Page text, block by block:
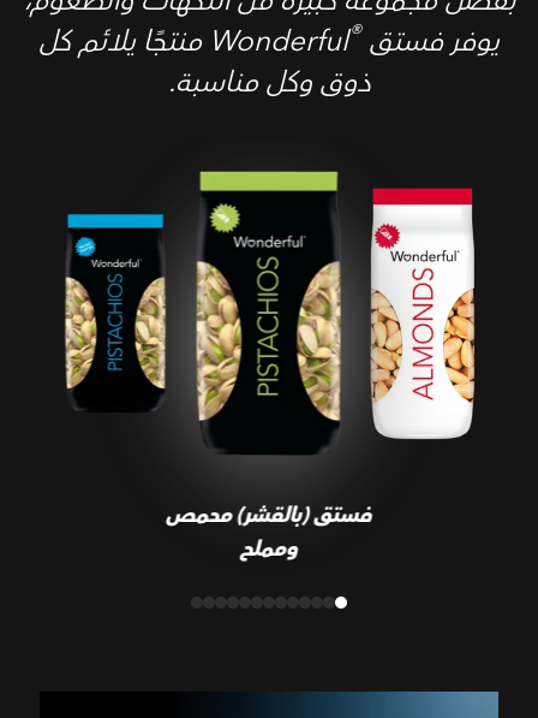
يوفر فستق Wonderful®
‎ منتجًا يلائم كل
ذوق وكل مناسبة.
فستق (بالقشر) محمص
ومملح
فستق (بالقشر) محمص
ومملح